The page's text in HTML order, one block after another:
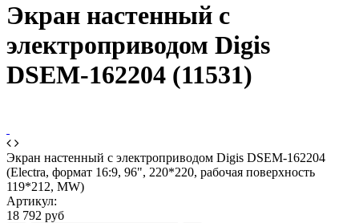
Экран настенный с
электроприводом Digis
DSEM-162204 (11531)
Экран настенный с электроприводом Digis DSEM-162204
(Electra, формат 16:9, 96", 220*220, рабочая поверхность
119*212, MW)
Артикул:
18 792 руб